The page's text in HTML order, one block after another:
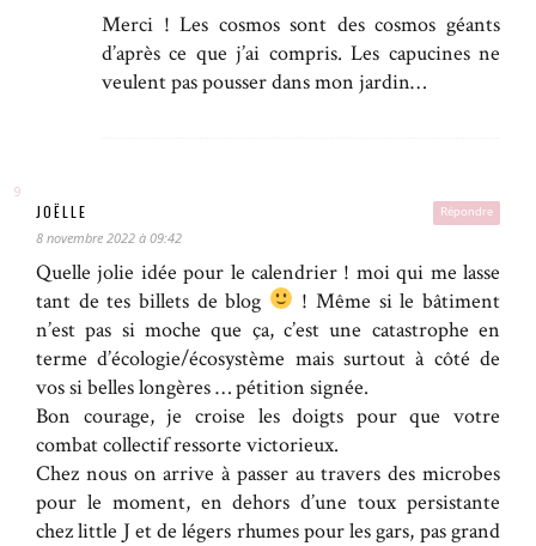
Merci ! Les cosmos sont des cosmos géants
d’après ce que j’ai compris. Les capucines ne
veulent pas pousser dans mon jardin…
Répondre
JOËLLE
8 novembre 2022 à 09:42
Quelle jolie idée pour le calendrier ! moi qui me lasse
tant de tes billets de blog
! Même si le bâtiment
n’est pas si moche que ça, c’est une catastrophe en
terme d’écologie/écosystème mais surtout à côté de
vos si belles longères … pétition signée.
Bon courage, je croise les doigts pour que votre
combat collectif ressorte victorieux.
Chez nous on arrive à passer au travers des microbes
pour le moment, en dehors d’une toux persistante
chez little J et de légers rhumes pour les gars, pas grand